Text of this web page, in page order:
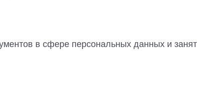
в сфере персональных данных и